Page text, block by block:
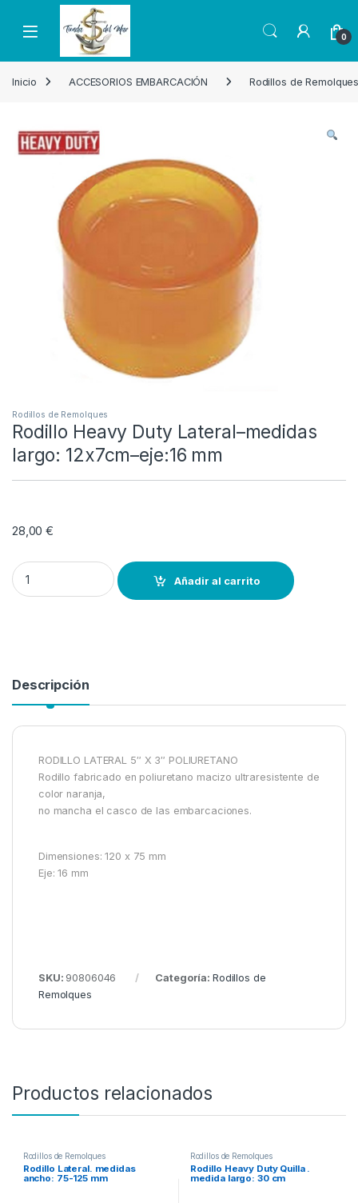
Skip to navigation
Skip to content
Open 0
Inicio ACCESORIOS EMBARCACIÓN Rodillos de
Rodillos de Remolques
Rodillo Heavy Duty Lateral–medidas
largo: 12x7cm–eje:16 mm
28,00€
Rodillo Heavy Duty Lateral--medidas largo: 12x7cm--eje:16 mm
Añadir al carrito
Descripción
RODILLO LATERAL 5″ X 3″ POLIURETANO
Rodillo fabricado en poliuretano macizo ultraresistente de
color naranja,
no mancha el casco de las embarcaciones.
Dimensiones: 120 x 75 mm
Eje: 16 mm
SKU: 90806046 Categoría: Rodillos de
Remolques
Productos relacionados
Rodillos de Remolques
Rodillo Lateral. medidas
ancho: 75-125 mm
Rodillos de Remolques
Rodillo Heavy Duty Quilla .
medida largo: 30 cm